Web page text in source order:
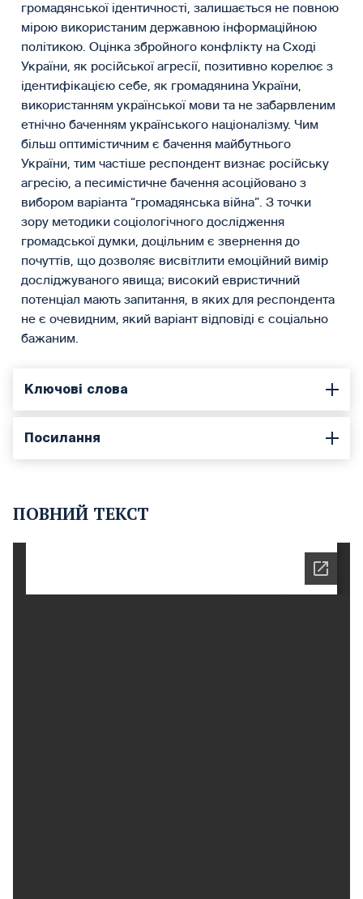
громадянської ідентичності, залишається не повною
мірою використаним державною інформаційною
політикою. Оцінка збройного конф­лікту на Сході
України, як російської агресії, позитивно корелює з
ідентифікацією себе, як громадянина України,
використанням української мови та не забарвленим
етнічно баченням українського націоналізму. Чим
більш оптимістичним є бачення майбутнього
України, тим частіше респондент визнає російську
агресію, а песимістичне бачення асоційовано з
вибором варіанта “громадянська війна”. З точки
зору методики соціологічного дослідження
громадської думки, доцільним є звернення до
почуттів, що дозволяє висвітлити емоційний вимір
досліджуваного явища; високий евристичний
потенціал мають запитання, в яких для респондента
не є очевидним, який варіант відповіді є соціально
бажаним.
Ключові слова
Посилання
ПОВНИЙ ТЕКСТ